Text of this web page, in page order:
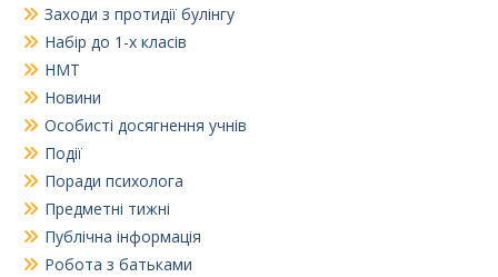
Заходи з протидії булінгу
Набір до 1-х класів
НМТ
Новини
Особисті досягнення учнів
Події
Поради психолога
Предметні тижні
Публічна інформація
Робота з батьками